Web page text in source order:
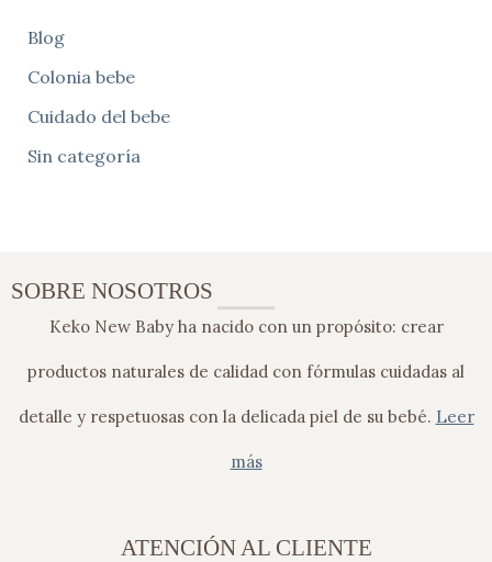
Blog
Colonia bebe
Cuidado del bebe
Sin categoría
SOBRE NOSOTROS
Keko New Baby ha nacido con un propósito: crear
productos naturales de calidad con fórmulas cuidadas al
detalle y respetuosas con la delicada piel de su bebé. Leer
más
ATENCIÓN AL CLIENTE